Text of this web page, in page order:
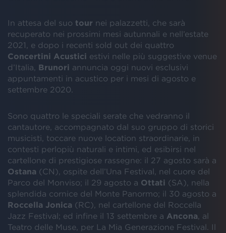
In attesa del suo tour nei palazzetti, che sarà
recuperato nei prossimi mesi autunnali e nell’estate
2021, e dopo i recenti sold out dei quattro
Concertini Acustici estivi nelle più suggestive venue
d’Italia, Brunori annuncia oggi nuovi esclusivi
appuntamenti in acustico per i mesi di agosto e
settembre 2020.
Sono quattro le speciali serate che vedranno il
cantautore, accompagnato dal suo gruppo di storici
musicisti, toccare nuove location straordinarie, in
contesti perlopiù naturali e intimi, ed esibirsi nel
cartellone di prestigiose rassegne: il 27 agosto sarà a
Ostana (CN), ospite dell’Una Festival, nel cuore del
Parco del Monviso; il 29 agosto a Ottati (SA), nella
splendida cornice del Monte Panormo; il 30 agosto a
Roccella Jonica (RC), nel cartellone del Roccella
Jazz Festival; ed infine il 13 settembre a Ancona , al
Teatro delle Muse, per La Mia Generazione Festival. Il